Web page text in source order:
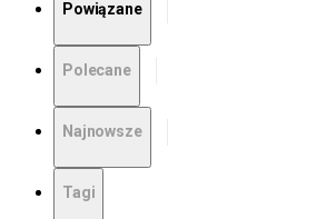
Powiązane
Polecane
Najnowsze
Tagi